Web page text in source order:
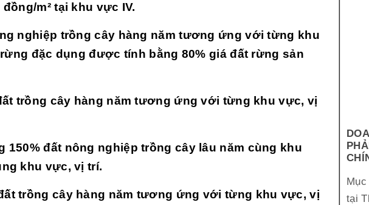
m² tại khu vực IV.
nghiệp trồng cây hàng năm tương ứng với từng khu
đặc dụng được tính bằng 80% giá đất rừng sản
trồng cây hàng năm tương ứng với từng khu vực, vị
đất nông nghiệp trồng cây lâu năm cùng khu
khu vực, vị trí.
trồng cây hàng năm tương ứng với từng khu vực, vị
tại